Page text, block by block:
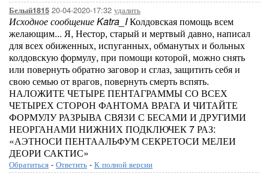
Белый1815 20-04-2020-17:32 удалить
Исходное сообщение Katra_IКолдовская помощь всем
желающим... Я, Нестор, старый и мертвый давно, написал
для всех обиженных, испуганных, обманутых и больных
колдовскую формулу, при помощи которой, можно снять
или повернуть обратно заговор и сглаз, защитить себя и
свою семью от врагов, повернуть смерть вспять.
НАЛОЖИТЕ ЧЕТЫРЕ ПЕНТАГРАММЫ СО ВСЕХ
ЧЕТЫРЕХ СТОРОН ФАНТОМА ВРАГА И ЧИТАЙТЕ
ФОРМУЛУ РАЗРЫВА СВЯЗИ С БЕСАМИ И ДРУГИМИ
НЕОРГАНАМИ НИЖНИХ ПОДКЛЮЧЕК 7 РАЗ:
«АЭТНОСИ ПЕНТААЛЬФУМ СЕКРЕТОСИ МЕЛЕИ
ДЕОРИ САКТИС»
Обратиться - Ответить - К полной версии